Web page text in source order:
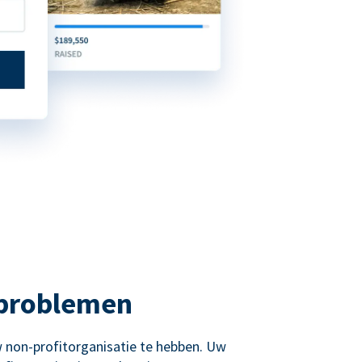
profitorganisatie te hebben. Uw